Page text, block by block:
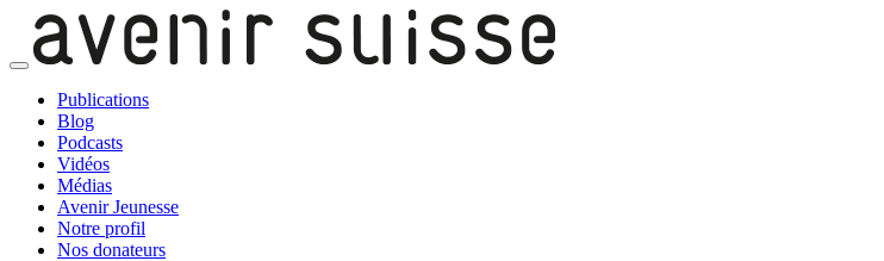
Publications
Blog
Podcasts
Vidéos
Médias
Avenir Jeunesse
Notre profil
Nos donateurs